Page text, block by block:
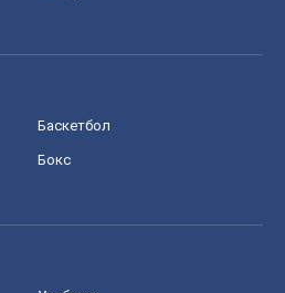
Баскетбол
Бокс